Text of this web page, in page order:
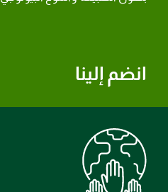
انضم إلينا